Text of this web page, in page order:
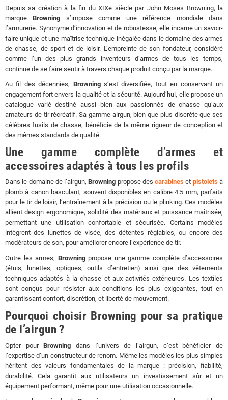
Depuis sa création à la fin du XIXe siècle par John Moses Browning, la
marqueBrowning s’impose comme une référence mondiale dans
l’armurerie. Synonyme d’innovation et de robustesse, elle incarne un savoir-
faire unique et une maîtrise technique inégalée dans le domaine des armes
de chasse, de sport et de loisir. L’empreinte de son fondateur, considéré
comme l’un des plus grands inventeurs d’armes de tous les temps,
continue de se faire sentir à travers chaque produit conçu par la marque.
Au fil des décennies, Brownings’est diversifiée, tout en conservant un
engagement fort envers la qualité et la sécurité. Aujourd’hui, elle propose un
catalogue varié destiné aussi bien aux passionnés de chasse qu’aux
amateurs de tir récréatif. Sa gamme airgun, bien que plus discrète que ses
célèbres fusils de chasse, bénéficie de la même rigueur de conception et
des mêmes standards de qualité.
Une gamme complète d’armes et
accessoires adaptés à tous les profils
Dans le domaine de l’airgun,Browning propose descarabines et pistoletsà
plomb à canon basculant, souvent disponibles en calibre 4.5 mm, parfaits
pour le tir de loisir, l’entraînement à la précision ou le plinking. Ces modèles
allient design ergonomique, solidité des matériaux et puissance maîtrisée,
permettant une utilisation confortable et sécurisée. Certains modèles
intègrent des lunettes de visée, des détentes réglables, ou encore des
modérateurs de son, pour améliorer encore l’expérience de tir.
Outre les armes, Browning propose une gamme complète d’accessoires
(étuis, lunettes, optiques, outils d’entretien) ainsi que des vêtements
techniques adaptés à la chasse et aux activités extérieures. Les textiles
sont conçus pour résister aux conditions les plus exigeantes, tout en
garantissant confort, discrétion, et liberté de mouvement.
Pourquoi choisir Browning pour sa pratique
de l’airgun ?
Opter pourBrowningdans l’univers de l’airgun, c’est bénéficier de
l’expertise d’un constructeur de renom. Même les modèles les plus simples
héritent des valeurs fondamentales de la marque : précision, fiabilité,
durabilité. Cela garantit aux utilisateurs un investissement sûr et un
équipement performant, même pour une utilisation occasionnelle.